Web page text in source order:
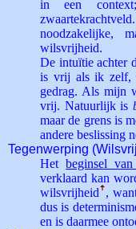
in een
noodzakelijke,
wilsvrijheid.
De intuïtie achter
is vrij als ik zelf,
gedrag. Als mijn
vrij. Natuurlijk is
maar de grens is
andere beslissing
Tegenwerping
Hetbeginsel
verklaard kan
wilsvrijheid ꜛ ,
dus is
en is daarmee